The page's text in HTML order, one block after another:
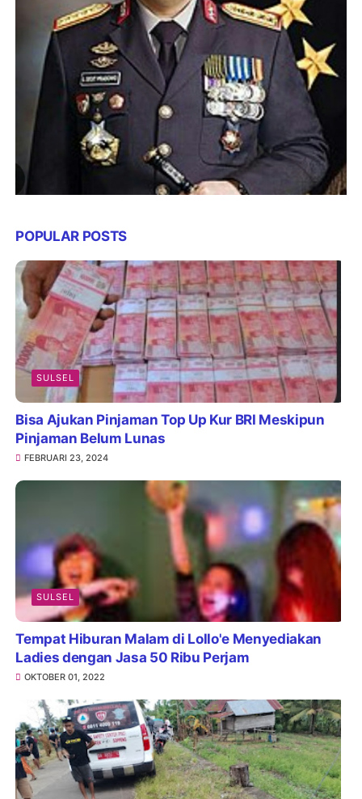
POPULAR POSTS
SULSEL
Bisa Ajukan Pinjaman Top Up Kur BRI Meskipun
Pinjaman Belum Lunas
FEBRUARI 23, 2024
SULSEL
Tempat Hiburan Malam di Lollo'e Menyediakan
Ladies dengan Jasa 50 Ribu Perjam
OKTOBER 01, 2022